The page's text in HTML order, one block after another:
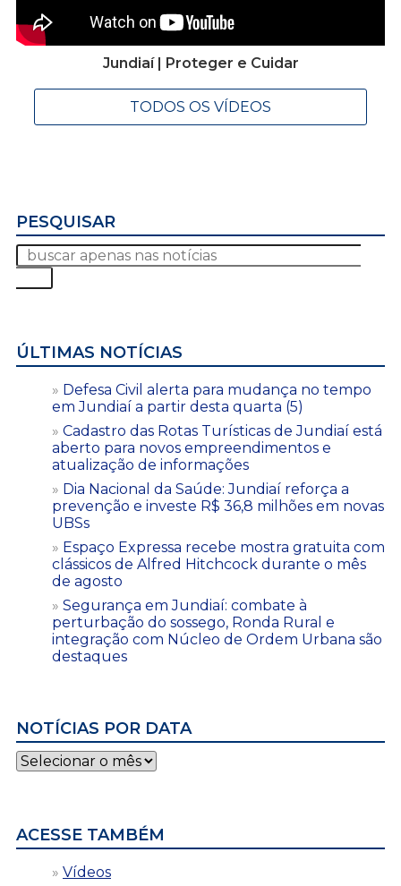
Jundiaí | Proteger e Cuidar
TODOS OS VÍDEOS
PESQUISAR
ÚLTIMAS NOTÍCIAS
Defesa Civil alerta para mudança no tempo
em Jundiaí a partir desta quarta (5)
Cadastro das Rotas Turísticas de Jundiaí está
aberto para novos empreendimentos e
atualização de informações
Dia Nacional da Saúde: Jundiaí reforça a
prevenção e investe R$ 36,8 milhões em novas
UBSs
Espaço Expressa recebe mostra gratuita com
clássicos de Alfred Hitchcock durante o mês
de agosto
Segurança em Jundiaí: combate à
perturbação do sossego, Ronda Rural e
integração com Núcleo de Ordem Urbana são
destaques
NOTÍCIAS POR DATA
Notícias
por
ACESSE TAMBÉM
Vídeos